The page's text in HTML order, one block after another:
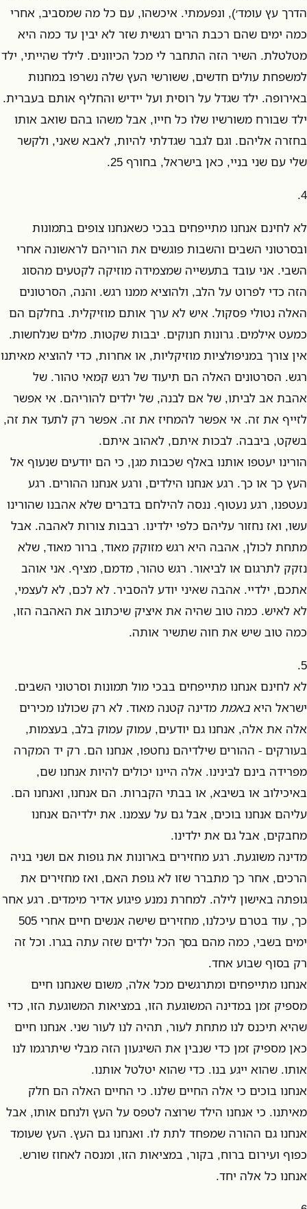
הדרך עץ עומד׳), ונפעמתי. איכשהו, עם כל מה שמסביב, אחרי
כמה ימים שהם רכבת הרים רגשית שזר לא יבין עד כמה היא
מטלטלת. השיר הזה התחבר לי מכל הכיוונים. לילד שהייתי, ילד
למשפחת עולים חדשים, ששורשי העץ שלה נשרפו במחנות
באירופה. ילד שגדל על רוסית ועל יידיש והחליף אותם בעברית.
ילד שבורח משורשיו שלו כל חייו, אבל משהו בהם שואב אותו
בחזרה אליהם. וגם לגבר שגדלתי להיות, לאבא שאני, ולקשר
שלי עם שני בניי, כאן בישראל, בחורף 25.
4.
לא לחינם אנחנו מתייפחים בבכי כשאנחנו צופים בתמונות
ובסרטוני השבים והשבות פוגשים את הוריהם לראשונה אחרי
השבי. אני עובד בתעשייה שמצמידה מוזיקה לקטעים מהסוג
הזה כדי לפרוט על הלב, ולהוציא ממנו רגש. והנה, הסרטונים
האלה נטולי פסקול. איש לא ערך אותם מוזיקלית. בחלקם הם
כמעט אילמים. גרונות חנוקים. יבבות שקטות. מלים שנלחשות.
אין צורך במניפולציות מוזיקליות, או אחרות, כדי להוציא מאיתנו
רגש. הסרטונים האלה הם תיעוד של רגש קמאי טהור. של
אהבת אב לביתו, של אם לבנה, של ילדים להוריהם. אי אפשר
לזייף את זה. אי אפשר להמחיז את זה. אפשר רק לתעד את זה,
בשקט, ביבבה. לבכות איתם, לאהוב איתם.
הורינו יעטפו אותנו באלף שכבות מגן, כי הם יודעים שנעוף אל
העץ כך או כך. רגע אנחנו הילדים, ורגע אנחנו ההורים. רגע
נעטפנו, רגע נעטוף. ננסה להילחם בדברים שלא אהבנו שהורינו
עשו, ואז נחזור עליהם כלפי ילדינו. רבבות צורות לאהבה. אבל
מתחת לכולן, אהבה היא רגש מזוקק מאוד, ברור מאוד, שלא
נזקק לתרגום או לביאור. רגש טהור, מדמם, מציף. אני אוהב
אתכם, ילדיי. אהבה שאיני יודע להסביר. לא לכם, לא לעצמי,
לא לאיש. כמה טוב שהיה את איציק שיכתוב את האהבה הזו,
כמה טוב שיש את חוה שתשיר אותה.
5.
לא לחינם אנחנו מתייפחים בבכי מול תמונות וסרטוני השבים.
ישראל היא באמת מדינה קטנה מאוד. לא רק שכולנו מכירים
אלה את אלה, אנחנו גם יודעים, עמוק עמוק בלב, בעצמות,
בעורקים - ההורים שילדיהם נחטפו, אנחנו הם. רק יד המקרה
מפרידה בינם לבינינו. אלה היינו יכולים להיות אנחנו שם,
באיכילוב או בשיבא, או בבתי הקברות. הם אנחנו, ואנחנו הם.
עליהם אנחנו בוכים, אבל גם על עצמנו. את ילדיהם אנחנו
מחבקים, אבל גם את ילדינו.
מדינה משוגעת. רגע מחזירים בארונות את גופות אם ושני בניה
הרכים, אחר כך מתברר שזו לא גופת האם, ואז מחזירים את
גופתה באישון לילה. למחרת נמנע פיגוע אדיר מימדים. רגע אחר
כך, עוד בטרם עיכלנו, מחזירים שישה אנשים חיים אחרי 505
ימים בשבי, כמה מהם בסך הכל ילדים שזה עתה בגרו. וכל זה
רק בסוף שבוע אחד.
אנחנו מתייפחים ומתרגשים מכל אלה, משום שאנחנו חיים
מספיק זמן במדינה המשוגעת הזו, במציאות המשוגעת הזו, כדי
שהיא תיכנס לנו מתחת לעור, תהיה לנו לעור שני. אנחנו חיים
כאן מספיק זמן כדי שנבין את השיגעון הזה מבלי שיתרגמו לנו
אותו. שהוא ייגע בנו. כדי שהוא יטלטל אותנו.
אנחנו בוכים כי אלה החיים שלנו. כי החיים האלה הם חלק
מאיתנו. כי אנחנו הילד שרוצה לטפס על העץ ולנחם אותו, אבל
אנחנו גם ההורה שמפחד לתת לו. ואנחנו גם העץ. העץ שעומד
כפוף ועירום ברוח, בקור, במציאות הזו, ומנסה לאחוז שורש.
אנחנו כל אלה יחד.